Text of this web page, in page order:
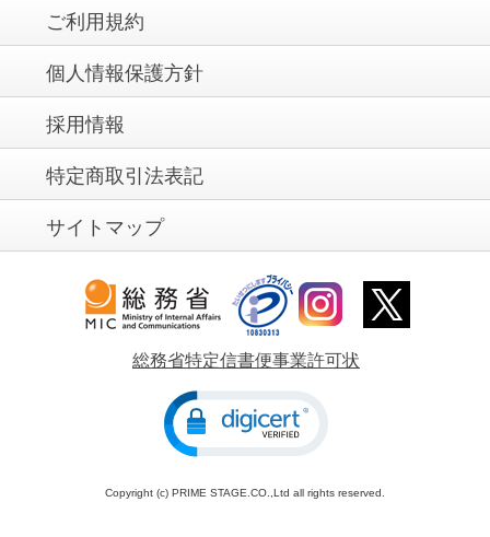
ご利用規約
個人情報保護方針
採用情報
特定商取引法表記
サイトマップ
総務省特定信書便事業許可状
Copyright (c) PRIME STAGE.CO.,Ltd all rights reserved.